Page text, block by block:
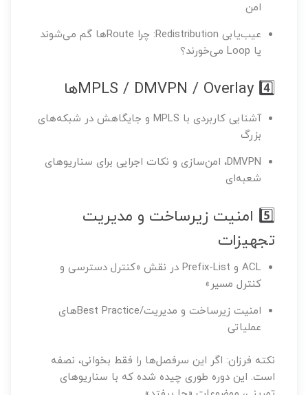
امن
عیب‌یابی Redistribution: چرا Routeها گم می‌شوند
یا Loop می‌خورند؟
4️⃣ MPLS / DMVPN / Overlayها
آشنایی کاربردی با MPLS و جایگاهش در شبکه‌های
بزرگ
DMVPN، امن‌سازی و نکات اجرایی برای سناریوهای
شعبه‌ای
5️⃣ امنیت زیرساخت و مدیریت
تجهیزات
ACL و Prefix-List در نقش «کنترل دسترسی و
کنترل مسیر»
امنیت زیرساخت و مدیریت/Best Practiceهای
عملیاتی
نکته فرزان: اگر این سرفصل‌ها را فقط بخوانی، نصفه
است. این دوره طوری چیده شده که با سناریوهای